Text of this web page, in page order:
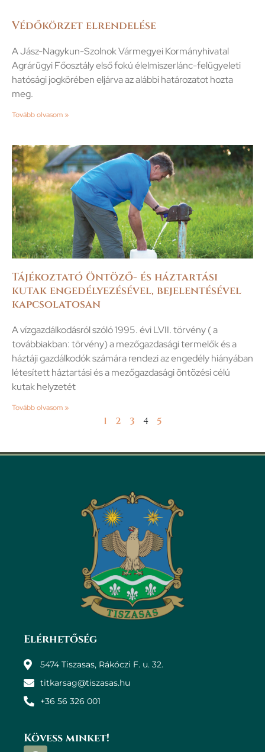
Védőkörzet elrendelése
A Jász-Nagykun-Szolnok Vármegyei Kormányhivatal
Agrárügyi Főosztály első fokú élelmiszerlánc-felügyeleti
hatósági jogkörében eljárva az alábbi határozatot hozta
meg.
Tovább olvasom »
Tájékoztató Öntöző- és háztartási
kutak engedélyezésével, bejelentésével
kapcsolatosan
A vízgazdálkodásról szóló 1995. évi LVII. törvény ( a
továbbiakban: törvény) a mezőgazdasági termelők és a
háztáji gazdálkodók számára rendezi az engedély hiányában
létesített háztartási és a mezőgazdasági öntözési célú
kutak helyzetét
Tovább olvasom »
1 2 3 4 5
Elérhetőség
5474 Tiszasas, Rákóczi F. u. 32.
titkarsag@tiszasas.hu
+36 56 326 001
Kövess minket!